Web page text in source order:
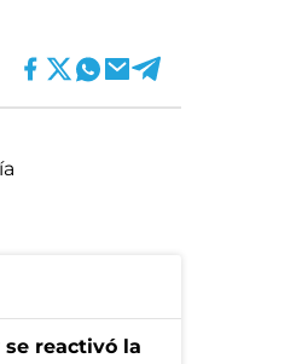
se reactivó la